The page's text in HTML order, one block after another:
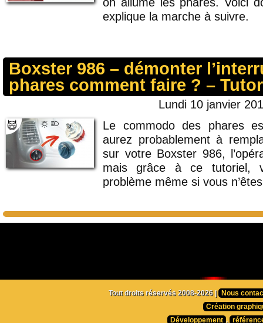
explique la marche à suivre.
Boxster 986 – démonter
phares comment faire ? –
Lundi 10 janvier
Le commodo des phares
aurez probablement à
sur votre Boxster 986,
mais grâce à ce tutoriel,
problème même si vous
Tout droits réservés 2008-2026 |
Nous
Création
Développement ,